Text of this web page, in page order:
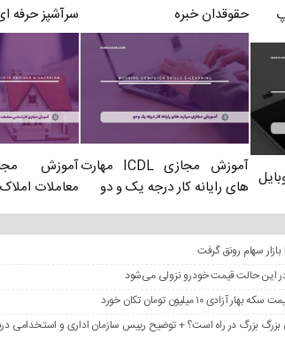
حقوقدان خبره سرآشپز حرفه
آموزش مجازی ICDL مهارت
های رایانه کار درجه یک و دو
آموزش
معاملات
در این حالت قیمت خودرو نزولی می‌شود
بزرگ در راه است؟ + توضیح رییس سازمان اداری و استخدامی